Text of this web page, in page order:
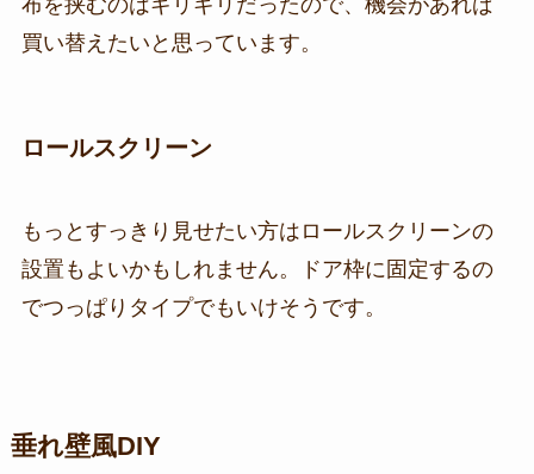
布を挟むのはギリギリだったので、機会があれば
買い替えたいと思っています。
ロールスクリーン
もっとすっきり見せたい方はロールスクリーンの
設置もよいかもしれません。ドア枠に固定するの
でつっぱりタイプでもいけそうです。
垂れ壁風DIY